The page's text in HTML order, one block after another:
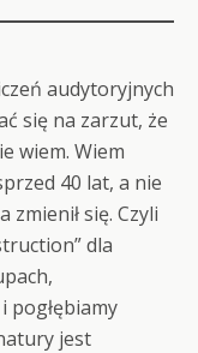
audytoryjnych
się na zarzut, że
wiem. Wiem
40 lat, a nie
się. Czyli
dla
pogłębiamy
jest